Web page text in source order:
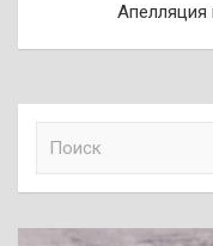
Апелляция
к